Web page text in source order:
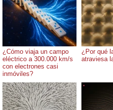
¿Cómo viaja un campo
eléctrico a 300.000 km/s
con electrones casi
inmóviles?
¿Por qué
atraviesa